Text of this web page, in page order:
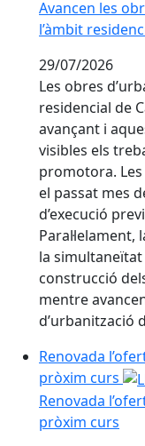
Avancen les
l’àmbit
29/07/2026
Les obres
residencial de
avançant i
visibles els
promotora.
el passat mes
d’execució
la simultaneïtat
construcció
mentre
d’urbanització
Renovada
pròxim curs
Renovada
pròxim curs